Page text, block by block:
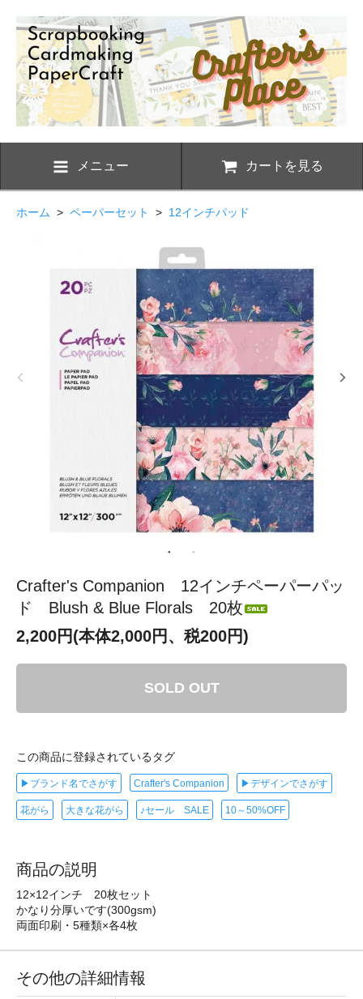
メニュー カートを見る
ホーム > ペーパーセット > 12インチパッド
Crafter's Companion 12インチペーパーパッ
ド Blush & Blue Florals 20枚
2,200円(本体2,000円、税200円)
SOLD OUT
この商品に登録されているタグ
▶ブランド名でさがす Crafter's Companion ▶デザインでさがす
花がら 大きな花がら ♪セール SALE 10～50%OFF
商品の説明
12×12インチ 20枚セット
かなり分厚いです(300gsm)
両面印刷・5種類×各4枚
その他の詳細情報